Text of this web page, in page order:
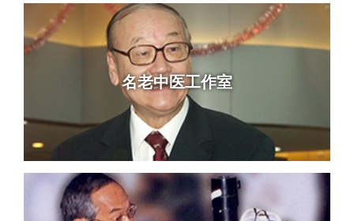
名老中医工作室